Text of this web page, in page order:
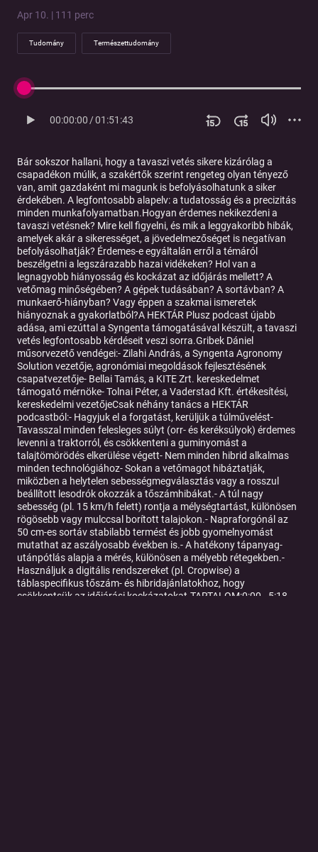
Apr 10. | 111 perc
Tudomány Természettudomány
00:00:00/01:51:43
Bár sokszor hallani, hogy a tavaszi vetés sikere kizárólag a
csapadékon múlik, a szakértők szerint rengeteg olyan tényező
van, amit gazdaként mi magunk is befolyásolhatunk a siker
érdekében. A legfontosabb alapelv: a tudatosság és a precizitás
minden munkafolyamatban.Hogyan érdemes nekikezdeni a
tavaszi vetésnek? Mire kell figyelni, és mik a leggyakoribb hibák,
amelyek akár a sikerességet, a jövedelmezőséget is negatívan
befolyásolhatják? Érdemes-e egyáltalán erről a témáról
beszélgetni a legszárazabb hazai vidékeken? Hol van a
legnagyobb hiányosság és kockázat az időjárás mellett? A
vetőmag minőségében? A gépek tudásában? A sortávban? A
munkaerő-hiányban? Vagy éppen a szakmai ismeretek
hiányoznak a gyakorlatból?A HEKTÁR Plusz podcast újabb
adása, ami ezúttal a Syngenta támogatásával készült, a tavaszi
vetés legfontosabb kérdéseit veszi sorra.Gribek Dániel
műsorvezető vendégei:- Zilahi András, a Syngenta Agronomy
Solution vezetője, agronómiai megoldások fejlesztésének
csapatvezetője- Bellai Tamás, a KITE Zrt. kereskedelmet
támogató mérnöke- Tolnai Péter, a Vaderstad Kft. értékesítési,
kereskedelmi vezetőjeCsak néhány tanács a HEKTÁR
podcastból:- Hagyjuk el a forgatást, kerüljük a túlművelést-
Tavasszal minden felesleges súlyt (orr- és keréksúlyok) érdemes
levenni a traktorról, és csökkenteni a guminyomást a
talajtömörödés elkerülése végett- Nem minden hibrid alkalmas
minden technológiához- Sokan a vetőmagot hibáztatják,
miközben a helytelen sebességmegválasztás vagy a rosszul
beállított lesodrók okozzák a tőszámhibákat.- A túl nagy
sebesség (pl. 15 km/h felett) rontja a mélységtartást, különösen
rögösebb vagy mulccsal borított talajokon.- Napraforgónál az
50 cm-es sortáv stabilabb termést és jobb gyomelnyomást
mutathat az aszályosabb években is.- A hatékony tápanyag-
utánpótlás alapja a mérés, különösen a mélyebb rétegekben.-
Használjuk a digitális rendszereket (pl. Cropwise) a
táblaspecifikus tőszám- és hibridajánlatokhoz, hogy
csökkentsük az időjárási kockázatokat.TARTALOM:0:00 - 5:18 -